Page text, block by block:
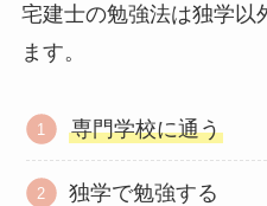
宅建士の勉強法は独学以
ます。
専門学校に通う
独学で勉強する